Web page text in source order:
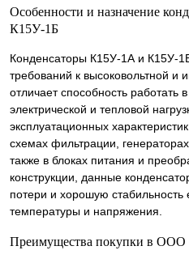
Особенности и назначение
К15У-1Б
Конденсаторы К15У-1А и К15У-
требований к высоковольтной и
отличает способность работать
электрической и тепловой
эксплуатационных
схемах фильтрации,
также в блоках питания и
конструкции, данные
потери и хорошую стабильность
температуры и напряжения.
Преимущества покупки в ООО